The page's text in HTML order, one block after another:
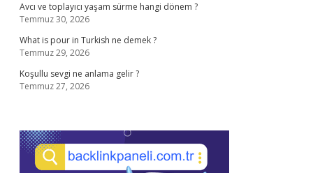
Avcı ve toplayıcı yaşam sürme hangi dönem ?
Temmuz 30, 2026
What is pour in Turkish ne demek ?
Temmuz 29, 2026
Koşullu sevgi ne anlama gelir ?
Temmuz 27, 2026